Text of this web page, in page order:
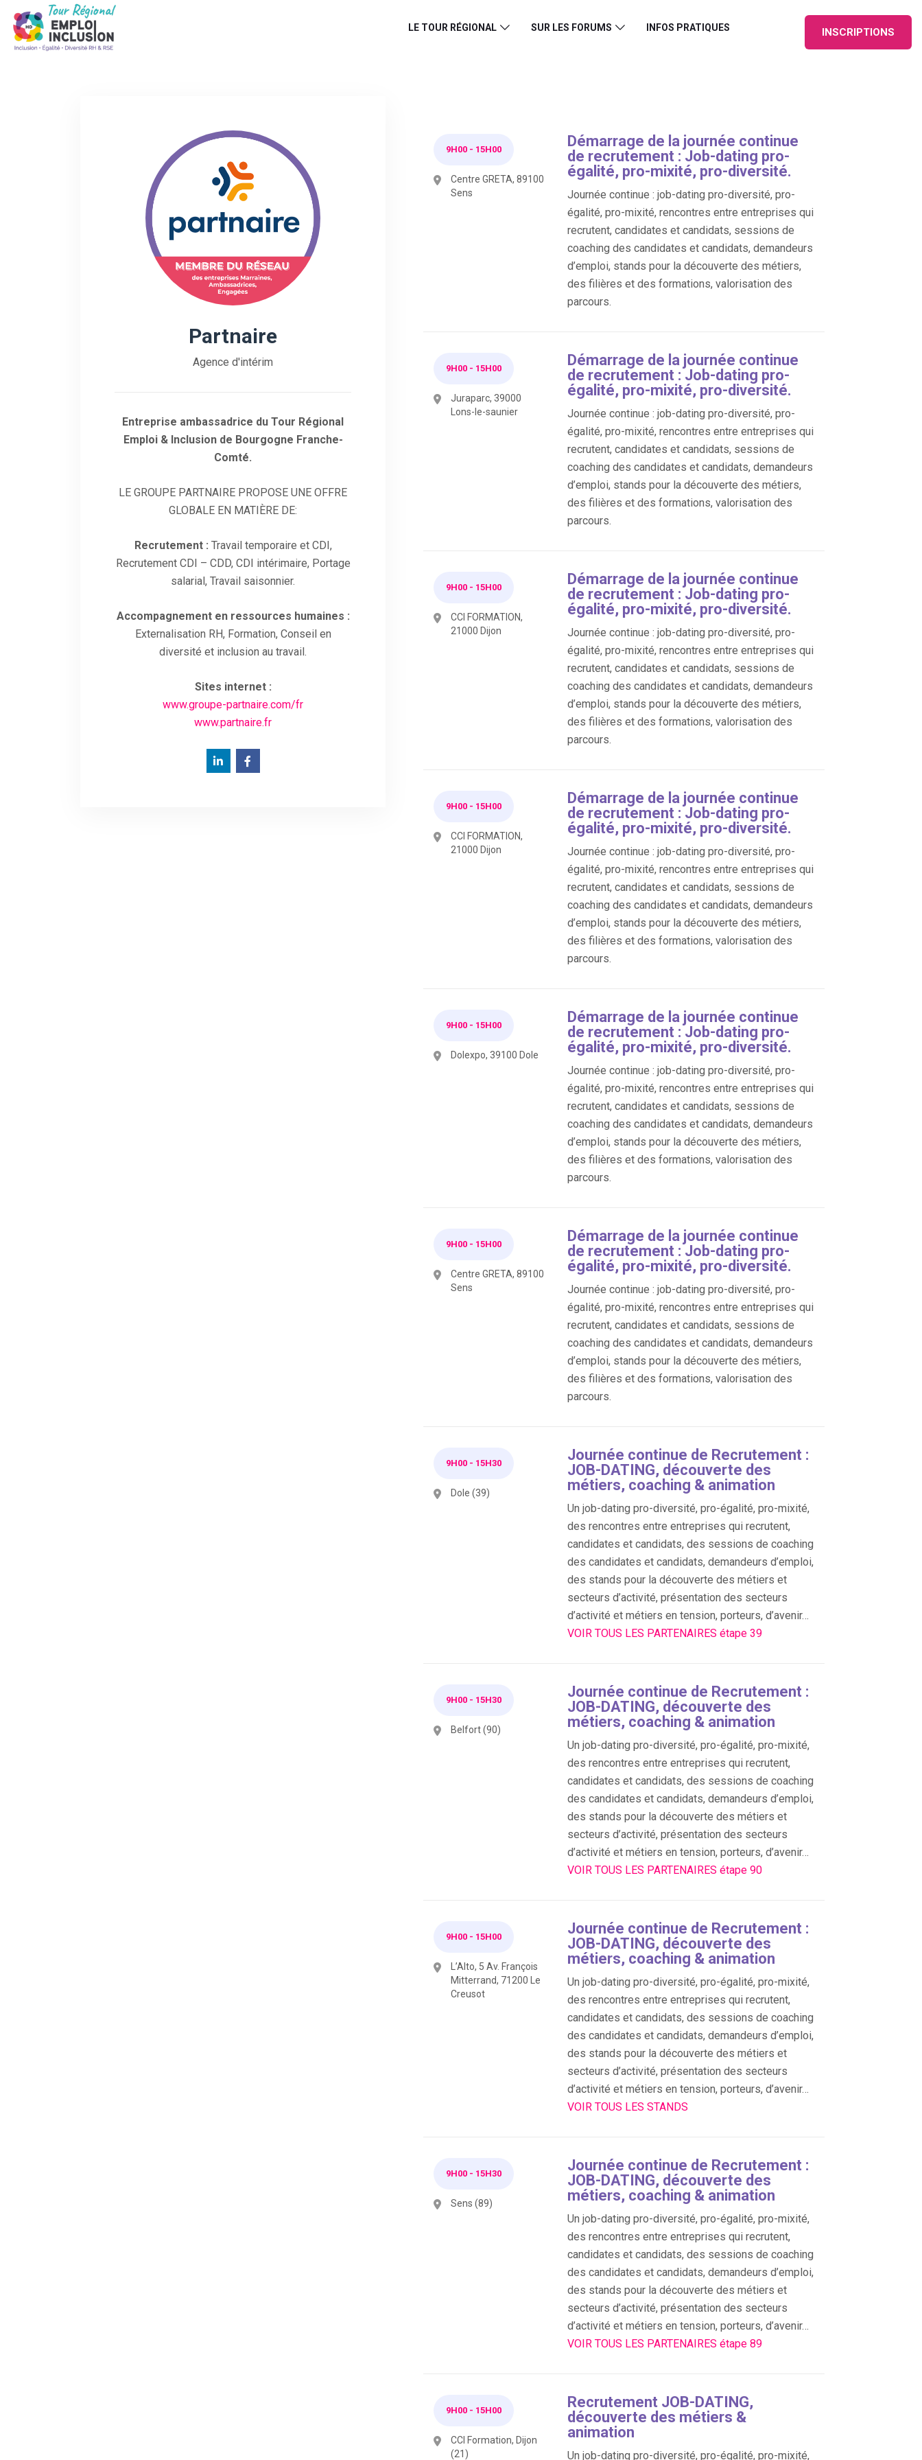
LE TOUR RÉGIONAL SUR LES FORUMS INFOS PRATIQUES INSCRIPTIONS
Partnaire
Agence d'intérim
Entreprise ambassadrice du Tour Régional
Emploi & Inclusion de Bourgogne Franche-
Comté.
LE GROUPE PARTNAIRE PROPOSE UNE OFFRE
GLOBALE EN MATIÈRE DE:
Recrutement : Travail temporaire et CDI,
Recrutement CDI – CDD, CDI intérimaire, Portage
salarial, Travail saisonnier.
Accompagnement en ressources humaines :
Externalisation RH, Formation, Conseil en
diversité et inclusion au travail.
Sites internet :
www.groupe-partnaire.com/fr
www.partnaire.fr
9H00 - 15H00
Centre GRETA, 89100
Sens
Démarrage de la journée continue
de recrutement : Job-dating pro-
égalité, pro-mixité, pro-diversité.
Journée continue : job-dating pro-diversité, pro-
égalité, pro-mixité, rencontres entre entreprises qui
recrutent, candidates et candidats, sessions de
coaching des candidates et candidats, demandeurs
d’emploi, stands pour la découverte des métiers,
des filières et des formations, valorisation des
parcours.
9H00 - 15H00
Juraparc, 39000
Lons-le-saunier
Démarrage de la journée continue
de recrutement : Job-dating pro-
égalité, pro-mixité, pro-diversité.
Journée continue : job-dating pro-diversité, pro-
égalité, pro-mixité, rencontres entre entreprises qui
recrutent, candidates et candidats, sessions de
coaching des candidates et candidats, demandeurs
d’emploi, stands pour la découverte des métiers,
des filières et des formations, valorisation des
parcours.
9H00 - 15H00
CCI FORMATION,
21000 Dijon
Démarrage de la journée continue
de recrutement : Job-dating pro-
égalité, pro-mixité, pro-diversité.
Journée continue : job-dating pro-diversité, pro-
égalité, pro-mixité, rencontres entre entreprises qui
recrutent, candidates et candidats, sessions de
coaching des candidates et candidats, demandeurs
d’emploi, stands pour la découverte des métiers,
des filières et des formations, valorisation des
parcours.
9H00 - 15H00
CCI FORMATION,
21000 Dijon
Démarrage de la journée continue
de recrutement : Job-dating pro-
égalité, pro-mixité, pro-diversité.
Journée continue : job-dating pro-diversité, pro-
égalité, pro-mixité, rencontres entre entreprises qui
recrutent, candidates et candidats, sessions de
coaching des candidates et candidats, demandeurs
d’emploi, stands pour la découverte des métiers,
des filières et des formations, valorisation des
parcours.
9H00 - 15H00
Dolexpo, 39100 Dole
Démarrage de la journée continue
de recrutement : Job-dating pro-
égalité, pro-mixité, pro-diversité.
Journée continue : job-dating pro-diversité, pro-
égalité, pro-mixité, rencontres entre entreprises qui
recrutent, candidates et candidats, sessions de
coaching des candidates et candidats, demandeurs
d’emploi, stands pour la découverte des métiers,
des filières et des formations, valorisation des
parcours.
9H00 - 15H00
Centre GRETA, 89100
Sens
Démarrage de la journée continue
de recrutement : Job-dating pro-
égalité, pro-mixité, pro-diversité.
Journée continue : job-dating pro-diversité, pro-
égalité, pro-mixité, rencontres entre entreprises qui
recrutent, candidates et candidats, sessions de
coaching des candidates et candidats, demandeurs
d’emploi, stands pour la découverte des métiers,
des filières et des formations, valorisation des
parcours.
9H00 - 15H30
Dole (39)
Journée continue de Recrutement :
JOB-DATING, découverte des
métiers, coaching & animation
Un job-dating pro-diversité, pro-égalité, pro-mixité,
des rencontres entre entreprises qui recrutent,
candidates et candidats, des sessions de coaching
des candidates et candidats, demandeurs d’emploi,
des stands pour la découverte des métiers et
secteurs d’activité, présentation des secteurs
d’activité et métiers en tension, porteurs, d’avenir…
VOIR TOUS LES PARTENAIRES étape 39
9H00 - 15H30
Belfort (90)
Journée continue de Recrutement :
JOB-DATING, découverte des
métiers, coaching & animation
Un job-dating pro-diversité, pro-égalité, pro-mixité,
des rencontres entre entreprises qui recrutent,
candidates et candidats, des sessions de coaching
des candidates et candidats, demandeurs d’emploi,
des stands pour la découverte des métiers et
secteurs d’activité, présentation des secteurs
d’activité et métiers en tension, porteurs, d’avenir…
VOIR TOUS LES PARTENAIRES étape 90
9H00 - 15H00
L’Alto, 5 Av. François
Mitterrand, 71200 Le
Creusot
Journée continue de Recrutement :
JOB-DATING, découverte des
métiers, coaching & animation
Un job-dating pro-diversité, pro-égalité, pro-mixité,
des rencontres entre entreprises qui recrutent,
candidates et candidats, des sessions de coaching
des candidates et candidats, demandeurs d’emploi,
des stands pour la découverte des métiers et
secteurs d’activité, présentation des secteurs
d’activité et métiers en tension, porteurs, d’avenir…
VOIR TOUS LES STANDS
9H00 - 15H30
Sens (89)
Journée continue de Recrutement :
JOB-DATING, découverte des
métiers, coaching & animation
Un job-dating pro-diversité, pro-égalité, pro-mixité,
des rencontres entre entreprises qui recrutent,
candidates et candidats, des sessions de coaching
des candidates et candidats, demandeurs d’emploi,
des stands pour la découverte des métiers et
secteurs d’activité, présentation des secteurs
d’activité et métiers en tension, porteurs, d’avenir…
VOIR TOUS LES PARTENAIRES étape 89
9H00 - 15H00
CCI Formation, Dijon
(21)
Recrutement JOB-DATING,
découverte des métiers &
animation
Un job-dating pro-diversité, pro-égalité, pro-mixité,